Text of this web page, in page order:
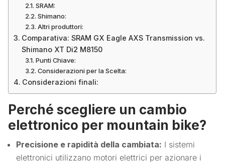
SRAM:
Shimano:
Altri produttori:
Comparativa: SRAM GX Eagle AXS Transmission vs.
Shimano XT Di2 M8150
Punti Chiave:
Considerazioni per la Scelta:
Considerazioni finali:
Perché scegliere un cambio
elettronico per mountain bike?
Precisione e rapidità della cambiata: I sistemi
elettronici utilizzano motori elettrici per azionare i